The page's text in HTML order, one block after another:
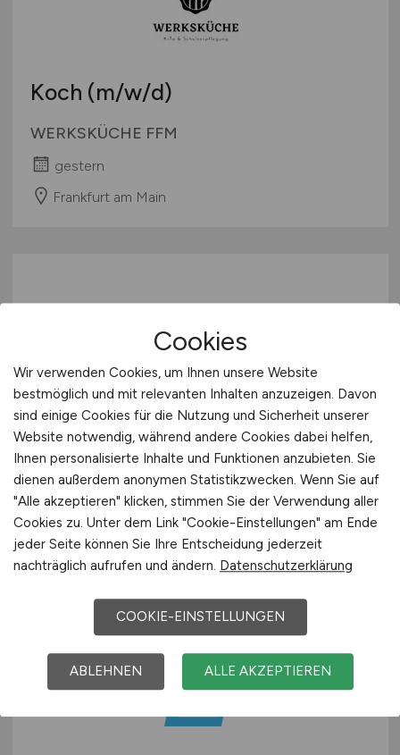
Koch (m/w/d)
WERKSKÜCHE FFM
gestern
Frankfurt am Main
Maschinenbediener Abfüllung
(m/w/d)am Standort Stuttgart
(Stuttgarter Hofbräu) befristet
Radeberger Gruppe KG
gestern
Stuttgart
Cookies
Wir verwenden Cookies, um Ihnen unsere Website
bestmöglich und mit relevanten Inhalten anzuzeigen. Davon
sind einige Cookies für die Nutzung und Sicherheit unserer
Website notwendig, während andere Cookies dabei helfen,
Ihnen personalisierte Inhalte und Funktionen anzubieten. Sie
dienen außerdem anonymen Statistikzwecken. Wenn Sie auf
"Alle akzeptieren" klicken, stimmen Sie der Verwendung aller
Cookies zu. Unter dem Link "Cookie-Einstellungen" am Ende
jeder Seite können Sie Ihre Entscheidung jederzeit
nachträglich aufrufen und ändern. Datenschutzerklärung
COOKIE-EINSTELLUNGEN
ABLEHNEN ALLE AKZEPTIEREN